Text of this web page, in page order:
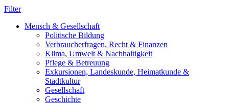
Filter
Mensch & Gesellschaft
Politische Bildung
Verbraucherfragen, Recht & Finanzen
Klima, Umwelt & Nachhaltigkeit
Pflege & Betreuung
Exkursionen, Landeskunde, Heimatkunde &
Stadtkultur
Gesellschaft
Geschichte